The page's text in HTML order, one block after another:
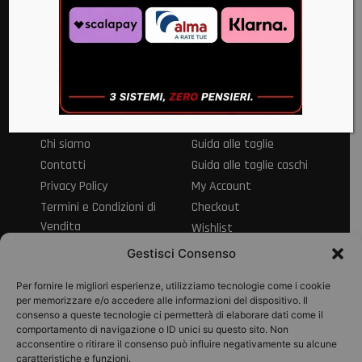
Gestisci Consenso
Per fornire le migliori esperienze, utilizziamo tecnologie come i cookie
per memorizzare e/o accedere alle informazioni del dispositivo. Il
consenso a queste tecnologie ci permetterà di elaborare dati come il
comportamento di navigazione o ID unici su questo sito. Non
acconsentire o ritirare il consenso può influire negativamente su alcune
caratteristiche e funzioni.
Via Alvanella 71/79 83024 Monteforte Irpino AV
+39 0825 683057
Chi siamo
Contatti
Privacy Policy
Termini e Condizioni di
Vendita
Informativa sul Diritto
Guida alle taglie
Guida alle taglie caschi
My Account
Checkout
Wishlist
Spedizioni e resi
pagamento
Pagamenti